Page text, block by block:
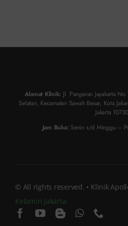
Alamat Klinik: Jl. Pangeran Jayakarta
Selatan, Kecamatan Sawah Besar, Kota
Jakarta
Jam Buka: Senin s/d Minggu –
© All rights reserved. • Klinik
Kelamin Jakarta